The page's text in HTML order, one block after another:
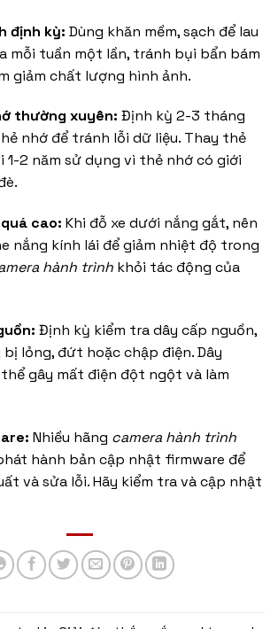
định kỳ: Dùng khăn mềm, sạch để lau
mỗi tuần một lần, tránh bụi bẩn bám
giảm chất lượng hình ảnh.
thường xuyên: Định kỳ 2-3 tháng
nhớ để tránh lỗi dữ liệu. Thay thẻ
1-2 năm sử dụng vì thẻ nhớ có giới
cao: Khi đỗ xe dưới nắng gắt, nên
nắng kính lái để giảm nhiệt độ trong
hành trình khỏi tác động của
Định kỳ kiểm tra dây cấp nguồn,
lỏng, đứt hoặc chập điện. Dây
gây mất điện đột ngột và làm
Nhiều hãng camera hành trình
hành bản cập nhật firmware để
và sửa lỗi. Hãy kiểm tra và cập nhật